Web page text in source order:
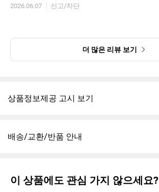
2026.06.07 신고/차단
더 많은 리뷰 보기
상품정보제공 고시 보기
배송/교환/반품 안내
이 상품에도 관심 가지 않으세요?